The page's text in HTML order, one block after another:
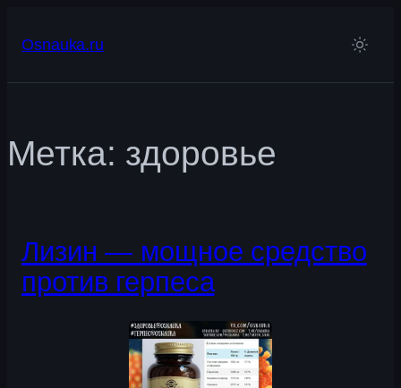
Osnauka.ru
Метка: здоровье
Лизин — мощное средство
против герпеса